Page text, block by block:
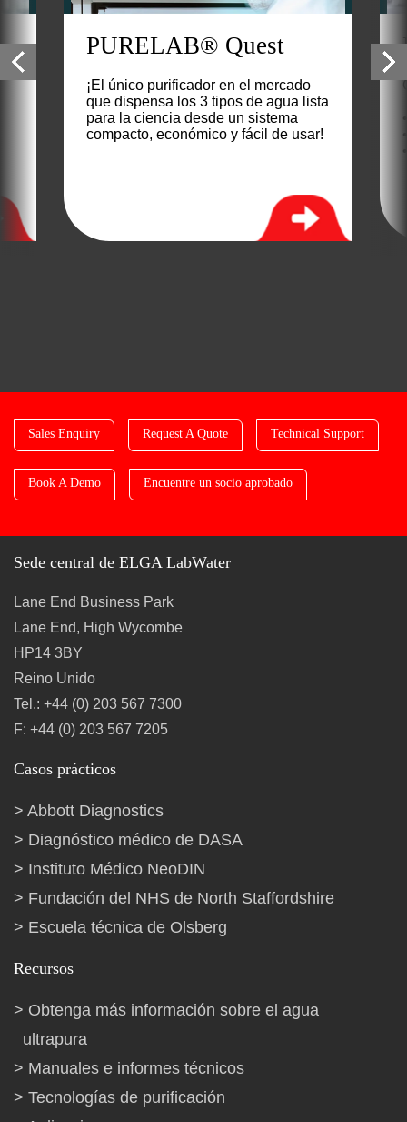
PURELAB® Quest
¡El único purificador en el mercado
que dispensa los 3 tipos de agua lista
para la ciencia desde un sistema
compacto, económico y fácil de usar!
Sales Enquiry Request A Quote Technical Support
Book A Demo Encuentre un socio aprobado
Sede central de ELGA LabWater
Lane End Business Park
Lane End, High Wycombe
HP14 3BY
Reino Unido
Tel.: +44 (0) 203 567 7300
F: +44 (0) 203 567 7205
Casos prácticos
Abbott Diagnostics
Diagnóstico médico de DASA
Instituto Médico NeoDIN
Fundación del NHS de North Staffordshire
Escuela técnica de Olsberg
Recursos
Obtenga más información sobre el agua
ultrapura
Manuales e informes técnicos
Tecnologías de purificación